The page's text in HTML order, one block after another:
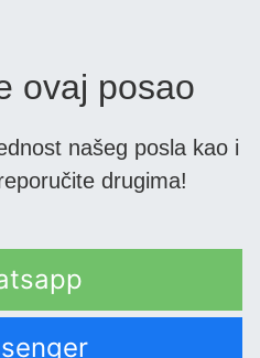
ovaj posao
našeg posla kao i
drugima!